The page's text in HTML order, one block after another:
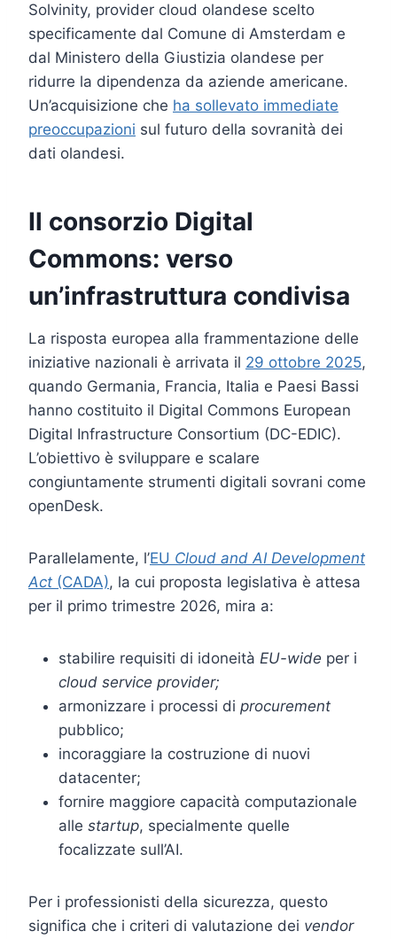
Solvinity, provider cloud olandese scelto
specificamente dal Comune di Amsterdam e
dal Ministero della Giustizia olandese per
ridurre la dipendenza da aziende americane.
Un’acquisizione che ha sollevato immediate
preoccupazioni sul futuro della sovranità dei
dati olandesi.
Il consorzio Digital
Commons: verso
un’infrastruttura condivisa
La risposta europea alla frammentazione delle
iniziative nazionali è arrivata il 29 ottobre 2025,
quando Germania, Francia, Italia e Paesi Bassi
hanno costituito il Digital Commons European
Digital Infrastructure Consortium (DC-EDIC).
L’obiettivo è sviluppare e scalare
congiuntamente strumenti digitali sovrani come
openDesk.
Parallelamente, l’EU Cloud and AI Development
Act (CADA), la cui proposta legislativa è attesa
per il primo trimestre 2026, mira a:
stabilire requisiti di idoneità EU-wide per i
cloud service provider;
armonizzare i processi di procurement
pubblico;
incoraggiare la costruzione di nuovi
datacenter;
fornire maggiore capacità computazionale
alle startup, specialmente quelle
focalizzate sull’AI.
Per i professionisti della sicurezza, questo
significa che i criteri di valutazione dei vendor